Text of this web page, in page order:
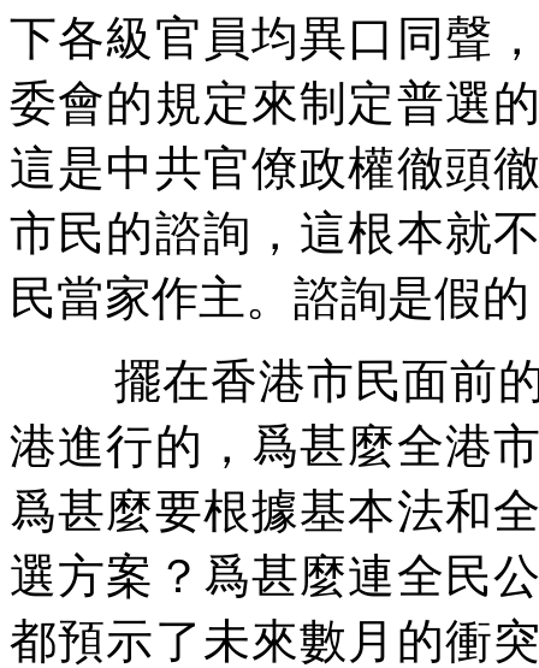
下各級官員均異口同聲
委會的規定來制定普選
這是中共官僚政權徹頭
市民的諮詢，這根本就
民當家作主。諮詢是假
擺在香港市民面前
港進行的，爲甚麼全港
爲甚麼要根據基本法和
選方案？爲甚麼連全民
都預示了未來數月的衝